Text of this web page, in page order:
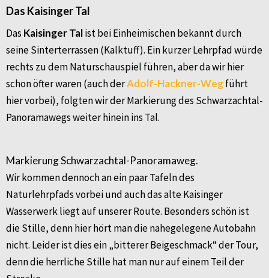
Das Kaisinger Tal
Das Kaisinger Talist bei Einheimischen bekannt durch
seine Sinterterrassen (Kalktuff). Ein kurzer Lehrpfad würde
rechts zu dem Naturschauspiel führen, aber da wir hier
schon öfter waren (auch derAdolf-Hackner-Wegführt
hier vorbei), folgten wir der Markierung des Schwarzachtal-
Panoramawegs weiter hinein ins Tal.
Markierung Schwarzachtal-Panoramaweg.
Wir kommen dennoch an ein paar Tafeln des
Naturlehrpfads vorbei und auch das alte Kaisinger
Wasserwerk liegt auf unserer Route. Besonders schön ist
die Stille, denn hier hört man die nahegelegene Autobahn
nicht. Leider ist dies ein „bitterer Beigeschmack“ der Tour,
denn die herrliche Stille hat man nur auf einem Teil der